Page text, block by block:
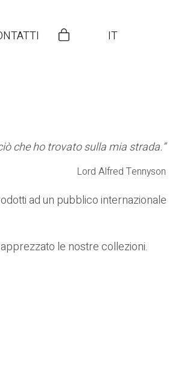
IT
che ho trovato sulla mia strada.”
Lord Alfred Tennyson
ad un pubblico internazionale
le nostre collezioni.